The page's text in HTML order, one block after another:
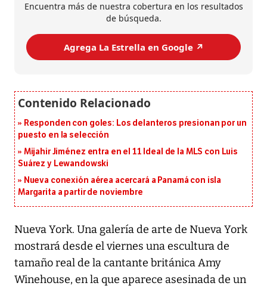
Encuentra más de nuestra cobertura en los resultados
de búsqueda.
Agrega La Estrella en Google ↗️
Responden con goles: Los delanteros presionan por un
puesto en la selección
Mijahir Jiménez entra en el 11 Ideal de la MLS con Luis
Suárez y Lewandowski
Nueva conexión aérea acercará a Panamá con isla
Margarita a partir de noviembre
Nueva York. Una galería de arte de Nueva York
mostrará desde el viernes una escultura de
tamaño real de la cantante británica Amy
Winehouse, en la que aparece asesinada de un